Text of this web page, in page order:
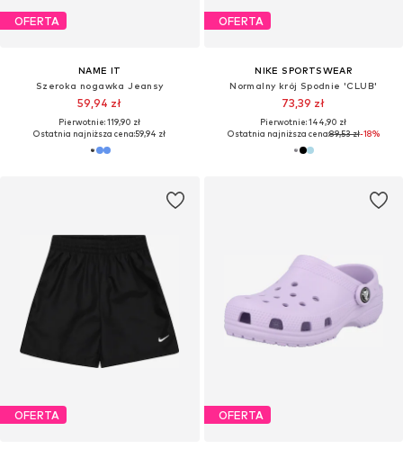
OFERTA
NAME IT
Szeroka nogawka Jeansy
59,94 zł
Pierwotnie: 119,90 zł
Ostatnia najniższa cena:59,94 zł
OFERTA
NIKE SPORTSWEAR
Normalny krój Spodnie 'CLUB'
73,39 zł
Pierwotnie: 144,90 zł
Ostatnia najniższa cena:89,53 zł-18%
OFERTA OFERTA